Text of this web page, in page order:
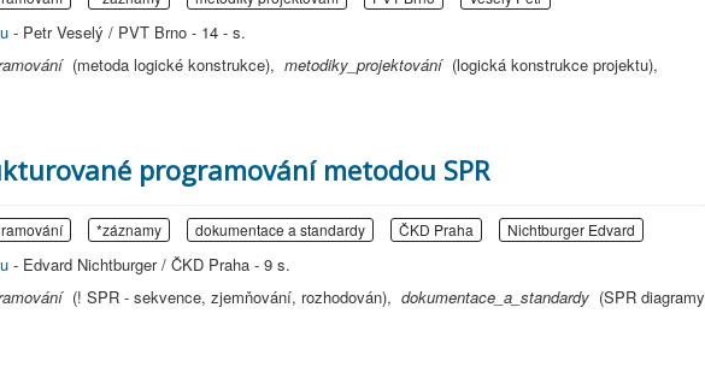
- Petr Veselý / PVT Brno - 14 - s.
(metoda logické konstrukce), metodiky_projektování (logická konstrukce projektu),
programování metodou SPR
*záznamy dokumentace a standardy ČKD Praha Nichtburger Edvard
- Edvard Nichtburger / ČKD Praha - 9 s.
(! SPR - sekvence, zjemňování, rozhodován), dokumentace_a_standardy (SPR diagramy